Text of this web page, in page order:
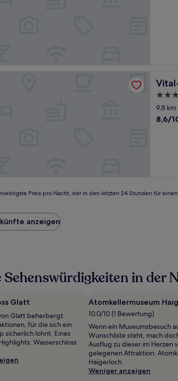
Vital-
4.5-
9,8
8.6
8,6/
Preis pro Nacht, der in den letzten 24 Stunden für
anzeigen
in der
Glatt
Glatt beherbergt
für die sich ein
sicherlich lohnt. Eines
Wasserschloss
Atomkellermuseum
10.0/10 (1 Bewertung)
Wenn ein Museumsbesuch
Wunschliste steht, mach
Ausflug zu dieser im Herzen
gelegenen Attraktion:
Haigerloch.
Weniger anzeigen